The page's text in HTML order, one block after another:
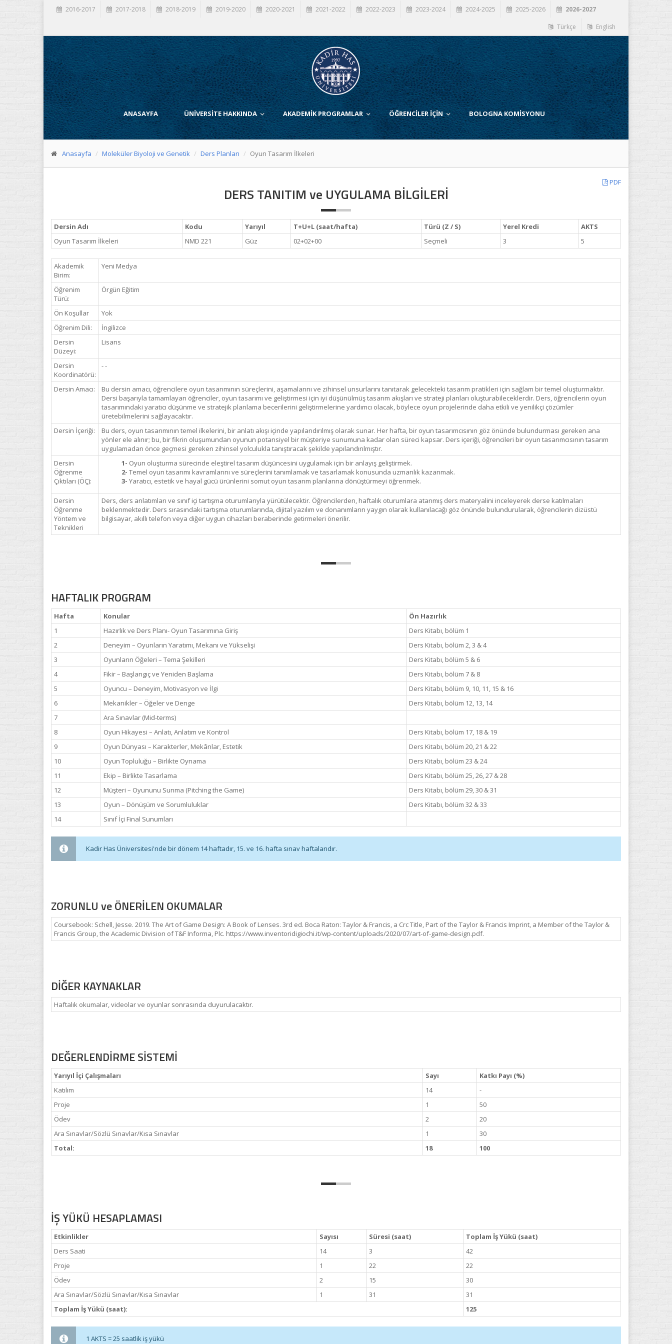
2016-2017 2017-2018 2018-2019 2019-2020 2020-2021 2021-2022 2022-2023 2023-2024 2024-2025 2025-2026 2026-2027
Türkçe English
ANASAYFA ÜNİVERSİTE HAKKINDA AKADEMİK PROGRAMLAR ÖĞRENCİLER İÇİN BOLOGNA KOMİSYONU
Anasayfa Moleküler Biyoloji ve Genetik Ders Planları Oyun Tasarım İlkeleri
PDF
DERS TANITIM ve UYGULAMA BİLGİLERİ
Dersin Adı Kodu Yarıyıl T+U+L (saat/hafta) Türü (Z / S) Yerel Kredi
AKTS
Oyun Tasarım İlkeleri
NMD 221 Güz 02+02+00 Seçmeli 3 5
Akademik
Birim:
Yeni Medya
Öğrenim
Türü:
Örgün Eğitim
Ön Koşullar
Yok
Öğrenim Dili:
İngilizce
Dersin
Düzeyi:
Lisans
Dersin
Koordinatörü:
- -
Dersin Amacı:
Bu dersin amacı, öğrencilere oyun tasarımının süreçlerini, aşamalarını ve zihinsel unsurlarını tanıtarak gelecekteki tasarım pratikleri için sağlam bir temel oluşturmaktır.
Dersi başarıyla tamamlayan öğrenciler, oyun tasarımı ve geliştirmesi için iyi düşünülmüş tasarım akışları ve strateji planları oluşturabileceklerdir. Ders, öğrencilerin oyun
tasarımındaki yaratıcı düşünme ve stratejik planlama becerilerini geliştirmelerine yardımcı olacak, böylece oyun projelerinde daha etkili ve yenilikçi çözümler
üretebilmelerini sağlayacaktır.
Dersin İçeriği:
Bu ders, oyun tasarımının temel ilkelerini, bir anlatı akışı içinde yapılandırılmış olarak sunar. Her hafta, bir oyun tasarımcısının göz önünde bulundurması gereken ana
yönler ele alınır; bu, bir fikrin oluşumundan oyunun potansiyel bir müşteriye sunumuna kadar olan süreci kapsar. Ders içeriği, öğrencileri bir oyun tasarımcısının tasarım
uygulamadan önce geçmesi gereken zihinsel yolculukla tanıştıracak şekilde yapılandırılmıştır.
Dersin
Öğrenme
Çıktıları (ÖÇ):
1- Oyun oluşturma sürecinde eleştirel tasarım düşüncesini uygulamak için bir anlayış geliştirmek.
2- Temel oyun tasarımı kavramlarını ve süreçlerini tanımlamak ve tasarlamak konusunda uzmanlık kazanmak.
3- Yaratıcı, estetik ve hayal gücü ürünlerini somut oyun tasarım planlarına dönüştürmeyi öğrenmek.
Dersin
Öğrenme
Yöntem ve
Teknikleri
Ders, ders anlatımları ve sınıf içi tartışma oturumlarıyla yürütülecektir. Öğrencilerden, haftalık oturumlara atanmış ders materyalini inceleyerek derse katılmaları
beklenmektedir. Ders sırasındaki tartışma oturumlarında, dijital yazılım ve donanımların yaygın olarak kullanılacağı göz önünde bulundurularak, öğrencilerin dizüstü
bilgisayar, akıllı telefon veya diğer uygun cihazları beraberinde getirmeleri önerilir.
HAFTALIK PROGRAM
Hafta Konular
Ön Hazırlık
1
Hazırlık ve Ders Planı- Oyun Tasarımına Giriş
Ders Kitabı, bölüm 1
2
Deneyim – Oyunların Yaratımı, Mekanı ve Yükselişi
Ders Kitabı, bölüm 2, 3 & 4
3
Oyunların Öğeleri – Tema Şekilleri
Ders Kitabı, bölüm 5 & 6
4
Fikir – Başlangıç ve Yeniden Başlama
Ders Kitabı, bölüm 7 & 8
5
Oyuncu – Deneyim, Motivasyon ve İlgi
Ders Kitabı, bölüm 9, 10, 11, 15 & 16
6
Mekanikler – Öğeler ve Denge
Ders Kitabı, bölüm 12, 13, 14
7
Ara Sınavlar (Mid-terms)
8
Oyun Hikayesi – Anlatı, Anlatım ve Kontrol
Ders Kitabı, bölüm 17, 18 & 19
9
Oyun Dünyası – Karakterler, Mekânlar, Estetik
Ders Kitabı, bölüm 20, 21 & 22
10
Oyun Topluluğu – Birlikte Oynama
Ders Kitabı, bölüm 23 & 24
11
Ekip – Birlikte Tasarlama
Ders Kitabı, bölüm 25, 26, 27 & 28
12
Müşteri – Oyununu Sunma (Pitching the Game)
Ders Kitabı, bölüm 29, 30 & 31
13
Oyun – Dönüşüm ve Sorumluluklar
Ders Kitabı, bölüm 32 & 33
14
Sınıf İçi Final Sunumları
Kadir Has Üniversitesi'nde bir dönem 14 haftadır, 15. ve 16. hafta sınav haftalarıdır.
ZORUNLU ve ÖNERİLEN OKUMALAR
Coursebook: Schell, Jesse. 2019. The Art of Game Design: A Book of Lenses. 3rd ed. Boca Raton: Taylor & Francis, a Crc Title, Part of the Taylor & Francis Imprint, a Member of the Taylor &
Francis Group, the Academic Division of T&F Informa, Plc. https://www.inventoridigiochi.it/wp-content/uploads/2020/07/art-of-game-design.pdf.
DİĞER KAYNAKLAR
Haftalık okumalar, videolar ve oyunlar sonrasında duyurulacaktır.
DEĞERLENDİRME SİSTEMİ
Yarıyıl İçi Çalışmaları Sayı
Katkı Payı (%)
Katılım
14
-
Proje
1
50
Ödev
2
20
Ara Sınavlar/Sözlü Sınavlar/Kısa Sınavlar
1
30
Total:
18 100
İŞ YÜKÜ HESAPLAMASI
Etkinlikler Sayısı Süresi (saat)
Toplam İş Yükü (saat)
Ders Saati
14 3
42
Proje
1 22
22
Ödev
2 15
30
Ara Sınavlar/Sözlü Sınavlar/Kısa Sınavlar
1 31
31
Toplam İş Yükü (saat):
125
1 AKTS = 25 saatlik iş yükü